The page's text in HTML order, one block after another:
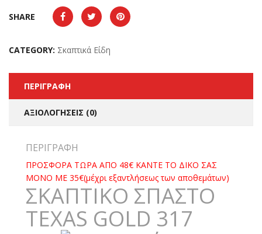
SHARE
CATEGORY: Σκαπτικά Είδη
ΠΕΡΙΓΡΑΦΉ
ΑΞΙΟΛΟΓΉΣΕΙΣ (0)
ΠΕΡΙΓΡΑΦΉ
ΠΡΟΣΦΟΡΑ ΤΩΡΑ ΑΠΟ 48€ ΚΑΝΤΕ ΤΟ ΔΙΚΟ ΣΑΣ
ΜΟΝΟ ΜΕ 35€(μέχρι εξαντλήσεως των αποθεμάτων)
ΣΚΑΠΤΙΚΟ ΣΠΑΣΤΟ
TEXAS GOLD 317